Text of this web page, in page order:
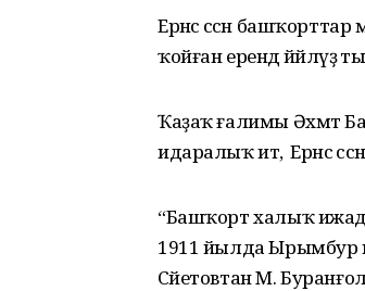
Ерәнсә сәсән
ҡойған ерендә йәйләүҙә
Ҡаҙаҡ ғалимы Әхмәт
идаралыҡ итә, ә Ерәнсә
“Башҡорт халыҡ
1911 йылда Ырымбур
Сәйетовтан М.